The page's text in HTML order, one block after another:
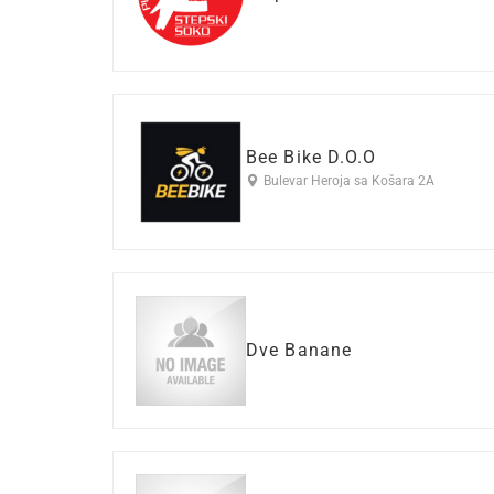
Bee Bike D.O.O
Bulevar Heroja sa Košara 2A
Dve Banane